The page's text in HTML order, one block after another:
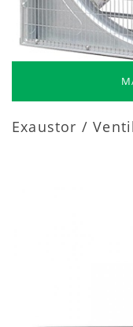
Exaustor /